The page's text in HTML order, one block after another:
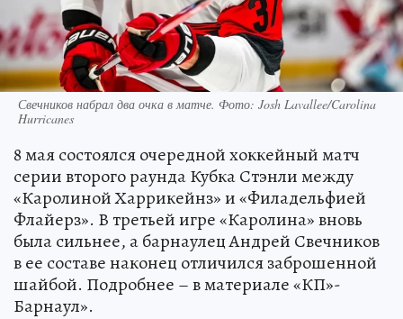
Свечников набрал два очка в матче. Фото: Josh Lavallee/Carolina
Hurricanes
8 мая состоялся очередной хоккейный матч
серии второго раунда Кубка Стэнли между
«Каролиной Харрикейнз» и «Филадельфией
Флайерз». В третьей игре «Каролина» вновь
была сильнее, а барнаулец Андрей Свечников
в ее составе наконец отличился заброшенной
шайбой. Подробнее – в материале «КП»-
Барнаул».